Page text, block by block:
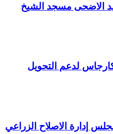
الاضحى مسجد الشيخ
لدعم التحويل
إدارة الاصلاح الزراعي